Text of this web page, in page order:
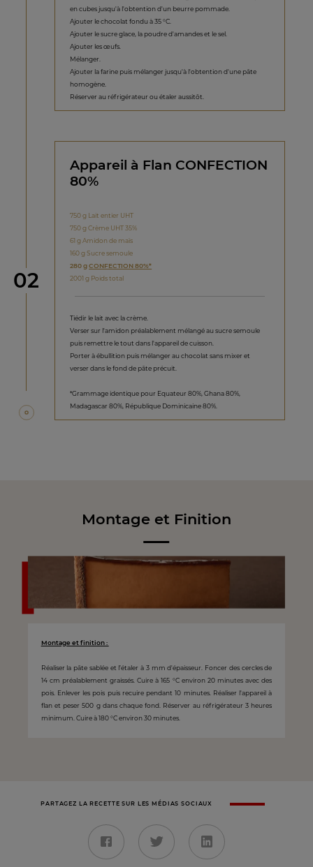
en cubes jusqu'à l'obtention d'un beurre pommade.
Ajouter le chocolat fondu à 35 °C.
Ajouter le sucre glace, la poudre d'amandes et le sel.
Ajouter les œufs.
Mélanger.
Ajouter la farine puis mélanger jusqu'à l'obtention d'une pâte
homogène.
Réserver au réfrigérateur ou étaler aussitôt.
étape
02
Appareil à Flan CONFECTION
80%
750 g Lait entier UHT
750 g Crème UHT 35%
61 g Amidon de maïs
160 g Sucre semoule
280 gCONFECTION 80%*
2001 g Poids total
Tiédir le lait avec la crème.
Verser sur l'amidon préalablement mélangé au sucre semoule
puis remettre le tout dans l'appareil de cuisson.
Porter à ébullition puis mélanger au chocolat sans mixer et
verser dans le fond de pâte précuit.
*Grammage identique pour Equateur 80%, Ghana 80%,
Madagascar 80%, République Dominicaine 80%.
Montage et Finition
Montage et finition :
Réaliser la pâte sablée et l’étaler à 3 mm d'épaisseur. Foncer des cercles de
14 cm préalablement graissés. Cuire à 165 °C environ 20 minutes avec des
pois. Enlever les pois puis recuire pendant 10 minutes. Réaliser l'appareil à
flan et peser 500 g dans chaque fond. Réserver au réfrigérateur 3 heures
minimum. Cuire à 180 °C environ 30 minutes.
PARTAGEZ LA RECETTE SUR LES MÉDIAS SOCIAUX